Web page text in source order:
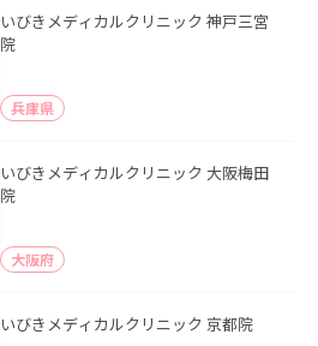
いびきメディカルクリニック 神戸三宮
院
兵庫県
いびきメディカルクリニック 大阪梅田
院
大阪府
いびきメディカルクリニック 京都院